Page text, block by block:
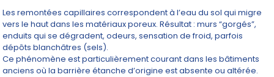
Les remontées capillaires correspondent à l’eau du sol qui migre
vers le haut dans les matériaux poreux. Résultat : murs “gorgés”,
enduits qui se dégradent, odeurs, sensation de froid, parfois
dépôts blanchâtres (sels).
Ce phénomène est particulièrement courant dans les bâtiments
anciens où la barrière étanche d’origine est absente ou altérée.